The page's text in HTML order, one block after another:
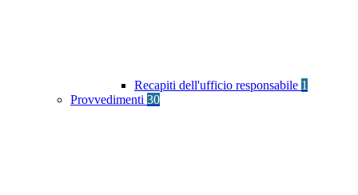
Recapiti dell'ufficio responsabile 1
Provvedimenti 30